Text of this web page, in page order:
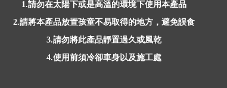
1.請勿在太陽下或是高溫的環境下使用本產品
2.請將本產品放置孩童不易取得的地方，避免誤食
3.請勿將此產品靜置過久或風乾
4.使用前須冷卻車身以及施工處